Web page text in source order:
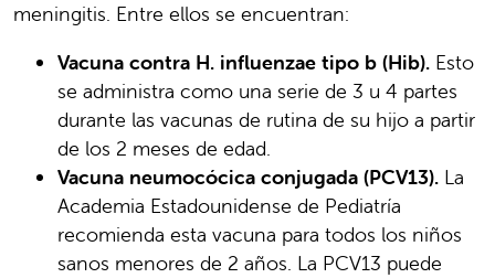
meningitis. Entre ellos se encuentran:
Vacuna contra H. influenzae tipo b (Hib). Esto
se administra como una serie de 3 u 4 partes
durante las vacunas de rutina de su hijo a partir
de los 2 meses de edad.
Vacuna neumocócica conjugada (PCV13). La
Academia Estadounidense de Pediatría
recomienda esta vacuna para todos los niños
sanos menores de 2 años. La PCV13 puede